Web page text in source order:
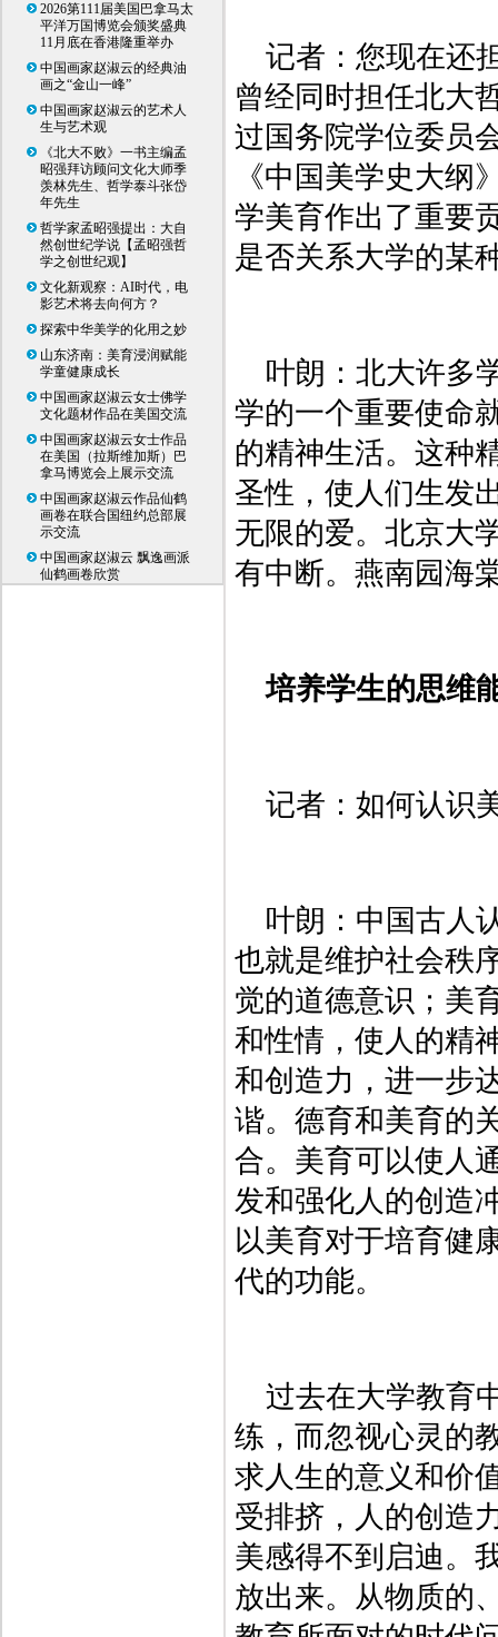
2026第111届美国巴拿马太
平洋万国博览会颁奖盛典
11月底在香港隆重举办
中国画家赵淑云的经典油
画之“金山一峰”
中国画家赵淑云的艺术人
生与艺术观
《北大不败》一书主编孟
昭强拜访顾问文化大师季
羡林先生、哲学泰斗张岱
年先生
哲学家孟昭强提出：大自
然创世纪学说【孟昭强哲
学之创世纪观】
文化新观察：AI时代，电
影艺术将去向何方？
探索中华美学的化用之妙
山东济南：美育浸润赋能
学童健康成长
中国画家赵淑云女士佛学
文化题材作品在美国交流
中国画家赵淑云女士作品
在美国（拉斯维加斯）巴
拿马博览会上展示交流
中国画家赵淑云作品仙鹤
画卷在联合国纽约总部展
示交流
中国画家赵淑云 飘逸画派
仙鹤画卷欣赏
记者：您现在还
曾经同时担任北大
过国务院学位委员
《中国美学史大
学美育作出了重要
是否关系大学的某
叶朗：北大许多
学的一个重要使命
的精神生活。这种
圣性，使人们生发
无限的爱。北京大
有中断。燕南园海
培养学生的思维
记者：如何认识
叶朗：中国古人
也就是维护社会秩
觉的道德意识；美
和性情，使人的精
和创造力，进一步
谐。德育和美育的
合。美育可以使人
发和强化人的创造
以美育对于培育健
代的功能。
过去在大学教育
练，而忽视心灵的
求人生的意义和价
受排挤，人的创造
美感得不到启迪。
放出来。从物质的